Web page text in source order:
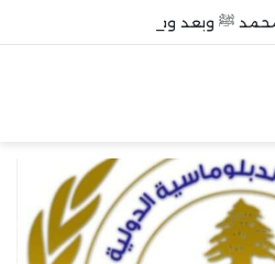
ﷺ وبعد وفاته”